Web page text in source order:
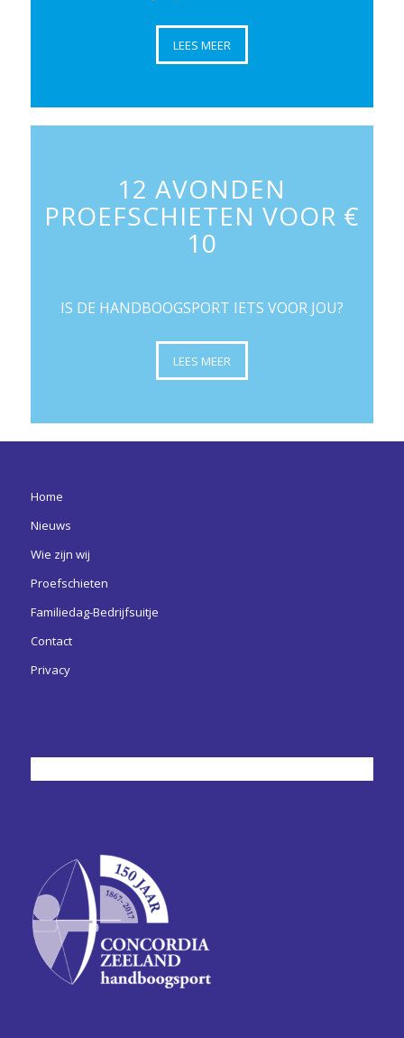
LEES MEER
12 AVONDEN
PROEFSCHIETEN VOOR €
10
IS DE HANDBOOGSPORT IETS VOOR JOU?
LEES MEER
Home
Nieuws
Wie zijn wij
Proefschieten
Familiedag-Bedrijfsuitje
Contact
Privacy